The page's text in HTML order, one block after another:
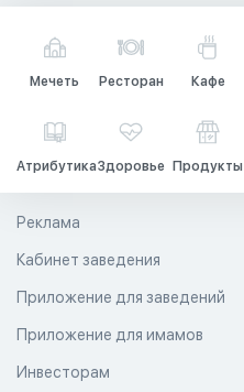
Мечеть Ресторан Кафе
АтрибутикаЗдоровье Продукты
Реклама
Кабинет заведения
Приложение для заведений
Приложение для имамов
Инвесторам